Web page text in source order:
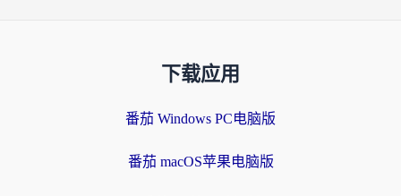
下载应用
番茄 Windows PC电脑版
番茄 macOS苹果电脑版